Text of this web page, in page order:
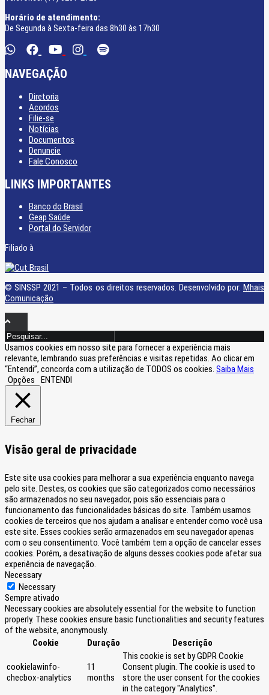
Horário de atendimento:
De Segunda à Sexta-feira das 8h30 às 17h30
NAVEGAÇÃO
Diretoria
Acordos
Filie-se
Notícias
Documentos
Denuncie
Fale Conosco
LINKS IMPORTANTES
Banco do Brasil
Geap Saúde
Portal do Servidor
Filiado à
© SINSSP 2021 – Todos os direitos reservados. Desenvolvido por: Mhais
Comunicação
Usamos cookies em nosso site para fornecer a experiência mais
relevante, lembrando suas preferências e visitas repetidas. Ao clicar em
“Entendi”, concorda com a utilização de TODOS os cookies. Saiba Mais
Opções
ENTENDI
Fechar
Visão geral de privacidade
Este site usa cookies para melhorar a sua experiência enquanto navega
pelo site. Destes, os cookies que são categorizados como necessários
são armazenados no seu navegador, pois são essenciais para o
funcionamento das funcionalidades básicas do site. Também usamos
cookies de terceiros que nos ajudam a analisar e entender como você usa
este site. Esses cookies serão armazenados em seu navegador apenas
com o seu consentimento. Você também tem a opção de cancelar esses
cookies. Porém, a desativação de alguns desses cookies pode afetar sua
experiência de navegação.
Necessary
Necessary
Sempre ativado
Necessary cookies are absolutely essential for the website to function
properly. These cookies ensure basic functionalities and security features
of the website, anonymously.
Cookie
Duração Descrição
cookielawinfo-
checbox-analytics
11
months
This cookie is set by GDPR Cookie
Consent plugin. The cookie is used to
store the user consent for the cookies
in the category "Analytics".